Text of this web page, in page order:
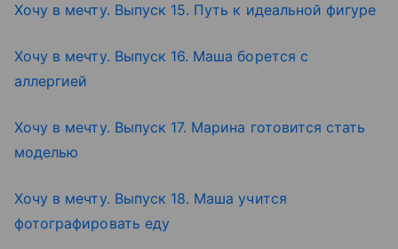
Хочу в мечту. Выпуск 15. Путь к идеальной фигуре
Хочу в мечту. Выпуск 16. Маша борется с
аллергией
Хочу в мечту. Выпуск 17. Марина готовится стать
моделью
Хочу в мечту. Выпуск 18. Маша учится
фотографировать еду